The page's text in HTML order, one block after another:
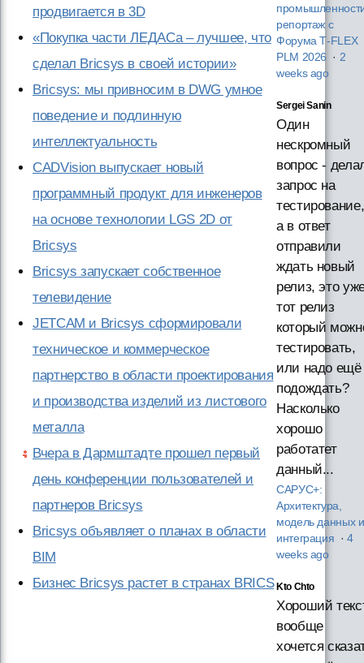
продвигается в 3D
«Покупка части ЛЕДАСа – лучшее, что
сделал Bricsys в своей истории»
Bricsys: мы привносим в DWG умное
поведение и подлинную
интеллектуальность
CADVision выпускает новый
программный продукт для инженеров
на основе технологии LGS 2D от
Bricsys
Bricsys запускает собственное
телевидение
JETCAM и Bricsys сформировали
техническое и коммерческое
партнерство в области проектирования
и производства изделий из листового
металла
Вчера в Дармштадте прошел первый
день конференции пользователей и
партнеров Bricsys
Bricsys объявляет о планах в области
BIM
Бизнес Bricsys растет в странах BRICS
репортаж с
Форума T‑FLEX
PLM 2026 · 2
weeks ago
Sergei Sanin
Один
нескромный
вопрос -
запрос на
тестирование,
а в ответ
отправили
ждать новый
релиз, это
тот релиз
который
тестировать,
или надо ещё
подождать?
Насколько
хорошо
работатет
данный...
САРУС+:
Архитектура,
модель данных и
интеграция · 4
weeks ago
Kto Chto
Хороший
вообще
хочется